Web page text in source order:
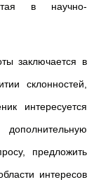
в научно-
заключается в
склонностей,
интересуется
предложить
интересов